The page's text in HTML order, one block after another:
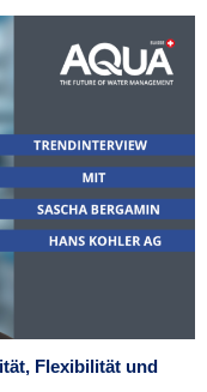
Flexibilität und